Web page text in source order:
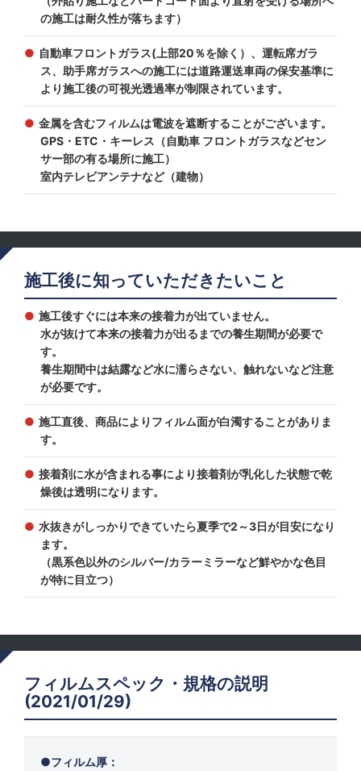
の施工は耐久性が落ちます）
自動車フロントガラス(上部20％を除く）、運転席ガラ
ス、助手席ガラスへの施工には道路運送車両の保安基準に
より施工後の可視光透過率が制限されています。
金属を含むフィルムは電波を遮断することがございます。
GPS・ETC・キーレス（自動車 フロントガラスなどセン
サー部の有る場所に施工）
室内テレビアンテナなど（建物）
施工後に知っていただきたいこと
施工後すぐには本来の接着力が出ていません。
水が抜けて本来の接着力が出るまでの養生期間が必要で
す。
養生期間中は結露など水に濡らさない、触れないなど注意
が必要です。
施工直後、商品によりフィルム面が白濁することがありま
す。
接着剤に水が含まれる事により接着剤が乳化した状態で乾
燥後は透明になります。
水抜きがしっかりできていたら夏季で2～3日が目安になり
ます。
（黒系色以外のシルバー/カラーミラーなど鮮やかな色目
が特に目立つ）
フィルムスペック・規格の説明
(2021/01/29)
フィルム厚：